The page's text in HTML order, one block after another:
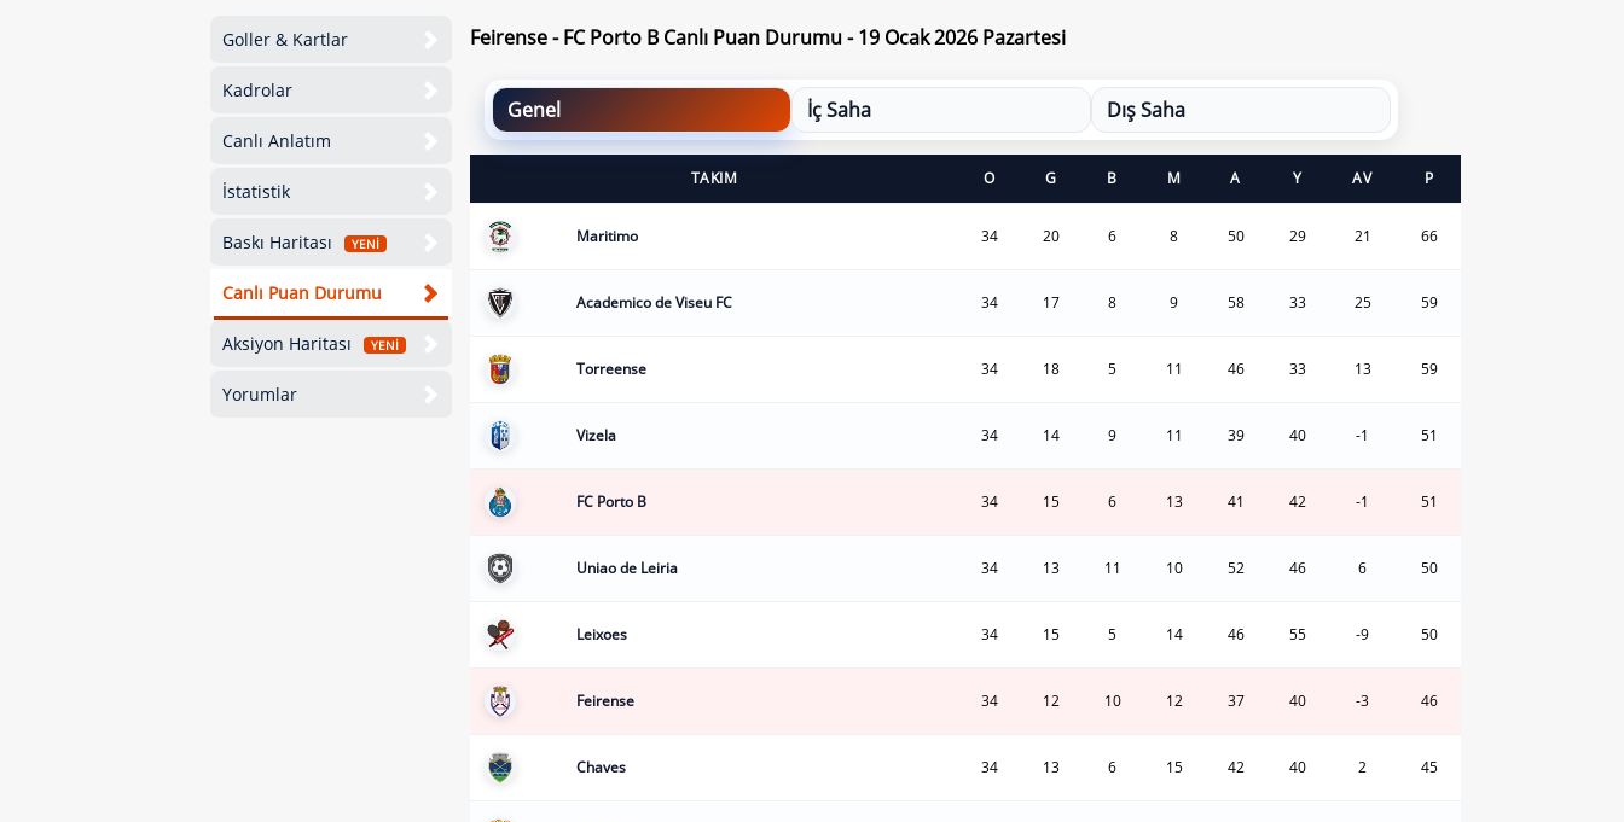
Goller & Kartlar
Kadrolar
Canlı Anlatım
İstatistik
Baskı Haritası YENİ
Canlı Puan Durumu
Aksiyon Haritası YENİ
Yorumlar
Feirense - FC Porto B Canlı Puan Durumu - 19 Ocak 2026 Pazartesi
Genel İç Saha Dış Saha
TAKIM O G B M A Y AV P
Maritimo 34 20 6 8 50 29 21 66
Academico de Viseu FC 34 17 8 9 58 33 25 59
Torreense 34 18 5 11 46 33 13 59
Vizela 34 14 9 11 39 40 -1 51
FC Porto B 34 15 6 13 41 42 -1 51
Uniao de Leiria 34 13 11 10 52 46 6 50
Leixoes 34 15 5 14 46 55 -9 50
Feirense 34 12 10 12 37 40 -3 46
Chaves 34 13 6 15 42 40 2 45